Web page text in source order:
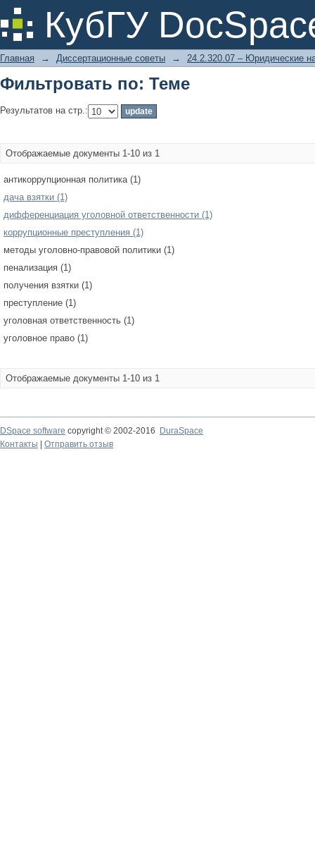
КубГУ
Фильтровать по: Теме
Главная → Диссертационные советы → 24.2.320.07 – Юридические
Фильтровать по: Теме
Результатов на стр.:
Отображаемые документы 1-10 из 1
антикоррупционная политика (1)
дача взятки (1)
дифференциация уголовной ответственности (1)
коррупционные преступления (1)
методы уголовно-правовой политики (1)
пенализация (1)
получения взятки (1)
преступление (1)
уголовная ответственность (1)
уголовное право (1)
Отображаемые документы 1-10 из 1
DSpace software copyright © 2002-2016
DuraSpace
Контакты
Отправить отзыв